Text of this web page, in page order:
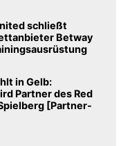
schließt
Betway
in Gelb:
Partner des Red
[Partner-